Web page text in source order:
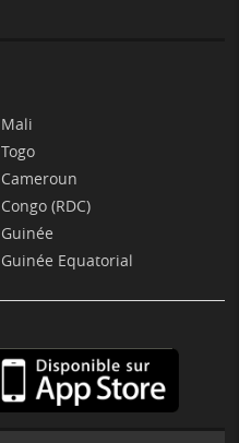
Mali
Togo
Cameroun
Congo (RDC)
Guinée
Guinée Equatorial